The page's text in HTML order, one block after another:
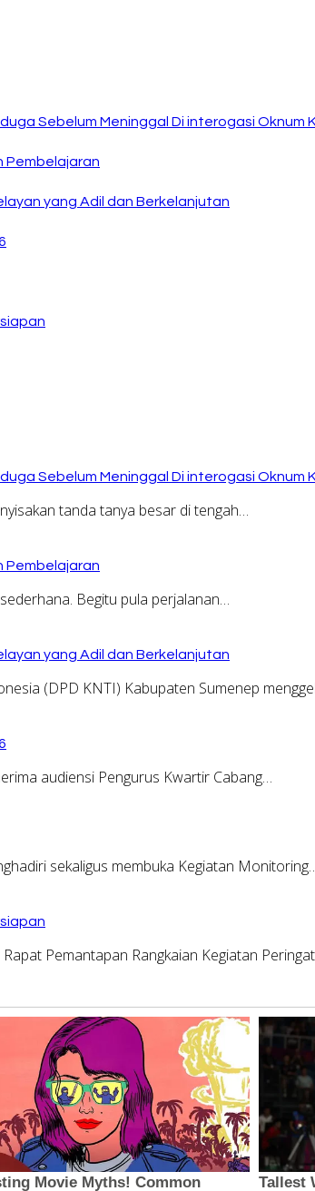
Sebelum Meninggal Di interogasi Oknum
Pembelajaran
yang Adil dan Berkelanjutan
Sebelum Meninggal Di interogasi Oknum
tanda tanya besar di tengah…
Pembelajaran
Begitu pula perjalanan…
yang Adil dan Berkelanjutan
(DPD KNTI) Kabupaten Sumenep
audiensi Pengurus Kwartir Cabang…
sekaligus membuka Kegiatan
Pemantapan Rangkaian Kegiatan